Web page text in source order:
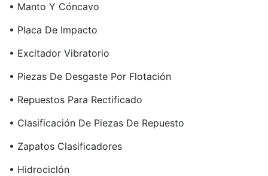
• Manto Y Cóncavo
• Placa De Impacto
• Excitador Vibratorio
• Piezas De Desgaste Por Flotación
• Repuestos Para Rectificado
• Clasificación De Piezas De Repuesto
• Zapatos Clasificadores
• Hidrociclón